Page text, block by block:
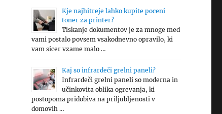
Kje najhitreje lahko kupite poceni
toner za printer?
Tiskanje dokumentov je za mnoge med
vami postalo povsem vsakodnevno opravilo, ki
vam sicer vzame malo …
Kaj so infrardeči grelni paneli?
Infrardeči grelni paneli so moderna in
učinkovita oblika ogrevanja, ki
postopoma pridobiva na priljubljenosti v
domovih …